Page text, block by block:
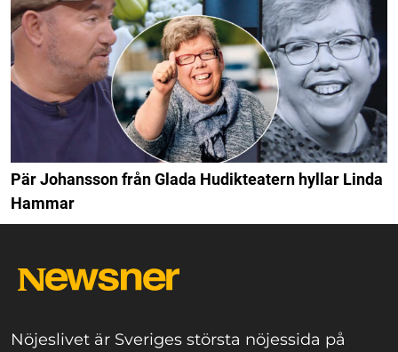
Pär Johansson från Glada Hudikteatern hyllar Linda
Hammar
Nöjeslivet är Sveriges största nöjessida på